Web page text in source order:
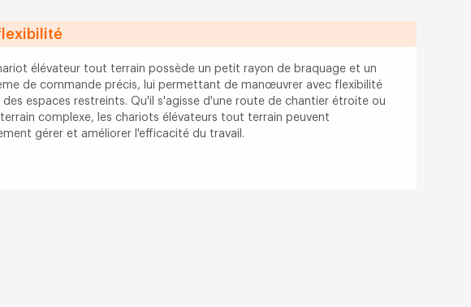
élévateur tout terrain possède un petit rayon de braquage et un
de commande précis, lui permettant de manœuvrer avec flexibilité
des espaces restreints. Qu'il s'agisse d'une route de chantier étroite ou
complexe, les chariots élévateurs tout terrain peuvent
gérer et améliorer l'efficacité du travail.